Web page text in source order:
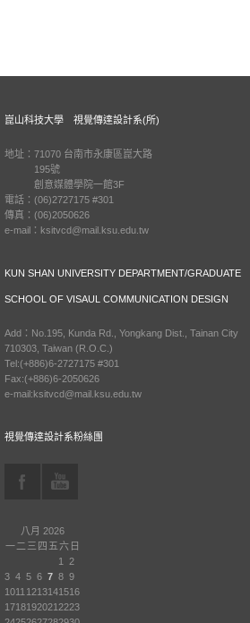
崑山科技大學 視覺傳達設計系(所)
地址：71070 台南市永康區崑大路
195號
創意媒體學院一館3F
電話：(06)2727175 #301
傳真：(06)2050626
e-mail：ksitvcd@mail.ksu.edu.tw
KUN SHAN UNIVERSITY DEPARTMENT/GRADUATE
SCHOOL OF VISAUL COMMUNICATION DESIGN
Add：No.195, Kunda Rd., Yongkang Dist., Tainan City
710303, Taiwan (R.O.C.)
Tel:(+886)6-2727175 #301
Fax:(+886)6-2050626
e-mail:ksitvcd@mail.ksu.edu.tw
視覺傳達設計系粉絲團
八月 2026
一 二 三 四 五六 日
1
2
3 4 5 6 7 8 9
1011 1213141516
1718192021 2223